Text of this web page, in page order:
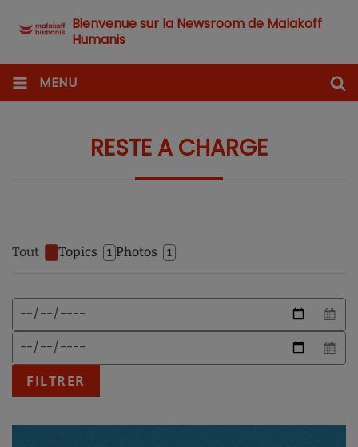
Bienvenue sur la Newsroom de Malakoff
Humanis
MENU
RESTE A CHARGE
Tout 2 Topics 1 Photos 1
Date
début
Date
Format
date
attendu
:
JJ/MM/AAAA
FILTRER